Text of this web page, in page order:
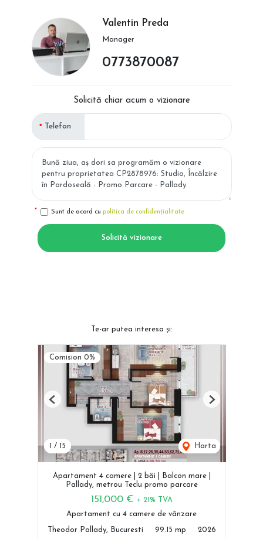
Valentin Preda
Manager
0773870087
Solicită chiar acum o vizionare
Telefon
Sunt de acord cu politica de confidențialitate
Solicită vizionare
Te-ar putea interesa și:
Comision 0%
/ 15 Harta
Previous Next
Apartament 4 camere | 2 băi | Balcon mare |
Pallady, metrou Teclu promo parcare
151,000 € + 21% TVA
Apartament cu 4 camere de vânzare
Theodor Pallady, Bucuresti 99.15 mp 2026